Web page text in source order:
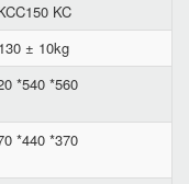
KC
130 ± 10kg
*540 *560
*440 *370